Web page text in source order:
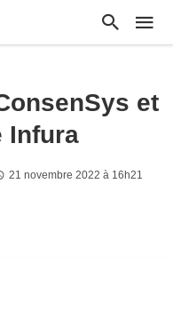
et
Infura
21 novembre 2022 à 16h21